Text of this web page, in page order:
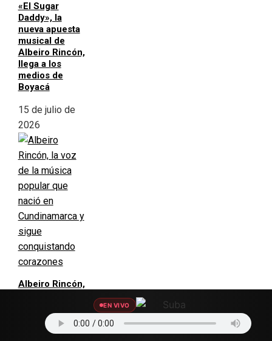
«El Sugar
Daddy», la
nueva apuesta
musical de
Albeiro Rincón,
llega a los
medios de
Boyacá
15 de julio de
2026
Albeiro Rincón,
que nació en
Cundinamarca y
EN VIVO